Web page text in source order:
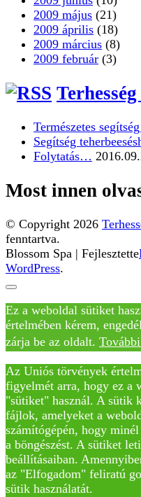
2009 május (21)
2009 április (18)
2009 március (8)
2009 február (3)
Természetes
Segítség
Folytatás…
Most innen
© Copyright 2026
fenntartva.
Blossom Spa | Fejlesztette
WordPress.
Ez a weboldal sütiket
értelmében kérem,
zárja be az oldalt.
Az Uniós törvények
figyelmét arra, hogy ez a
"sütiket" használ. A sütik
fájlok, amelyeket a
számítógépén, hogy
a böngészést. A sütiket
beállításaiban.
az "Elfogadom" feliratú
sütik használatát.